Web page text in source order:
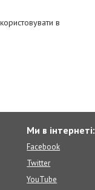
в
Ми в інтернеті:
Facebook
Twitter
YouTube